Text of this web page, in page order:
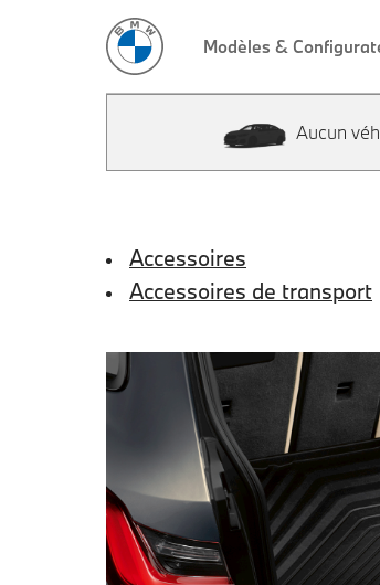
Aucun
Accessoires
Accessoires de transport